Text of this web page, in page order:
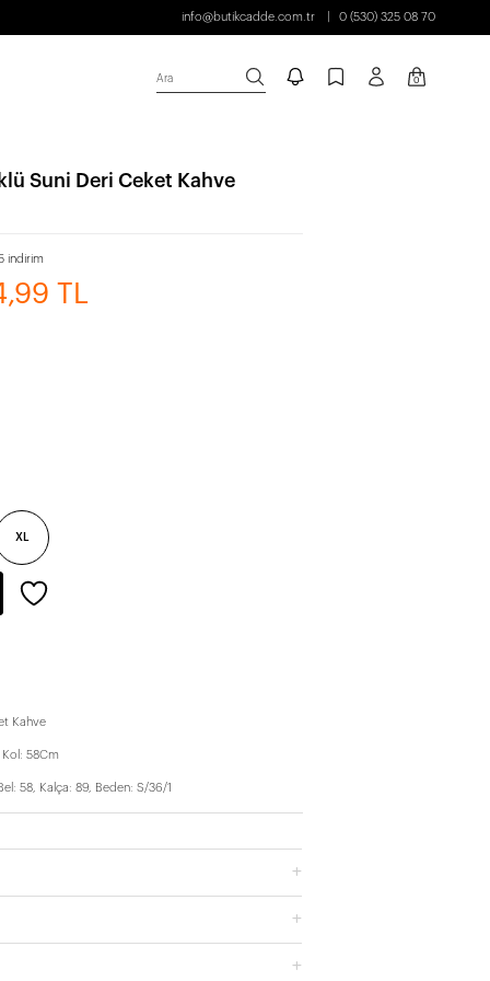
info@butikcadde.com.tr 0 (530) 325 08 70
Ara 0
Suni Deri Ceket Kahve
indirim
TL
XL
Kahve
58Cm
58, Kalça: 89, Beden: S/36/1